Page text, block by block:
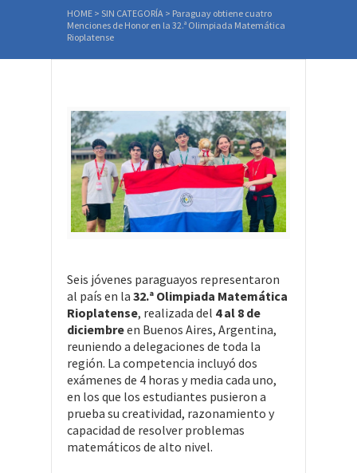
HOME > SIN CATEGORÍA > Paraguay obtiene cuatro
Menciones de Honor en la 32.ª Olimpiada Matemática
Rioplatense
Seis jóvenes paraguayos representaron
al país en la 32.ª Olimpiada Matemática
Rioplatense, realizada del 4 al 8 de
diciembreen Buenos Aires, Argentina,
reuniendo a delegaciones de toda la
región. La competencia incluyó dos
exámenes de 4 horas y media cada uno,
en los que los estudiantes pusieron a
prueba su creatividad, razonamiento y
capacidad de resolver problemas
matemáticos de alto nivel.